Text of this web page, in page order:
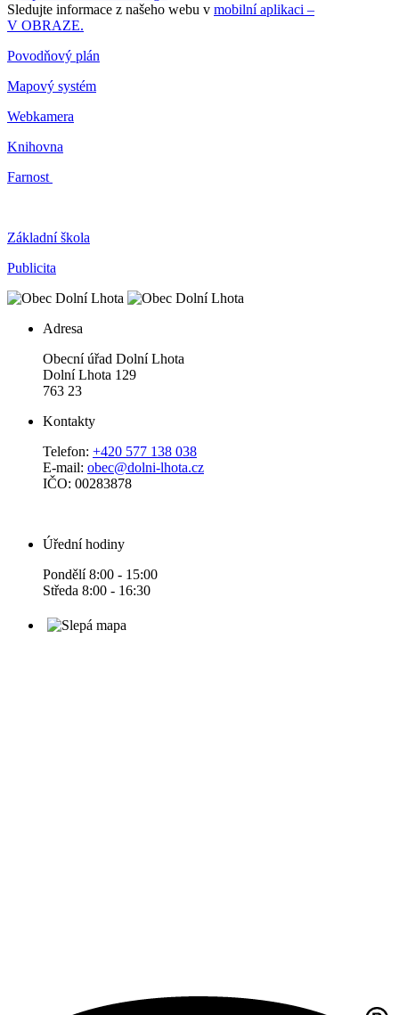
Sledujte informace z našeho webu v mobilní aplikaci –
V OBRAZE.
Povodňový plán
Mapový systém
Webkamera
Knihovna
Farnost
Základní škola
Publicita
Adresa
Obecní úřad Dolní Lhota
Dolní Lhota 129
763 23
Kontakty
Telefon: +420 577 138 038
E-mail: obec@dolni-lhota.cz
IČO: 00283878
Úřední hodiny
Pondělí 8:00 - 15:00
Středa 8:00 - 16:30